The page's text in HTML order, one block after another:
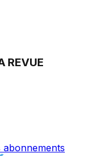
REVUE